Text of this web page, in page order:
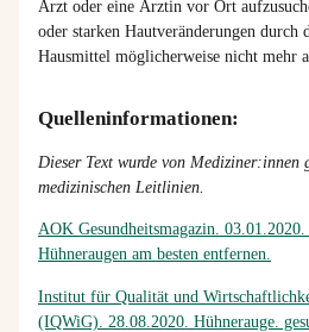
Arzt oder eine Ärztin vor Ort
oder starken Hautveränderungen durch
Hausmittel möglicherweise nicht mehr
Quelleninformationen:
Dieser Text wurde von Mediziner:innen
medizinischen Leitlinien.
AOK Gesundheitsmagazin. 03.01.2020.
Hühneraugen am besten entfernen.
Institut für Qualität und
(IQWiG). 28.08.2020. Hühnerauge.